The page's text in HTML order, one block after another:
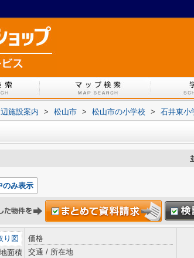
施設案内 > 松山市 > 松山市の小学校 > 石井東小
のみ表示
り図
面積
価格
交通 / 所在地